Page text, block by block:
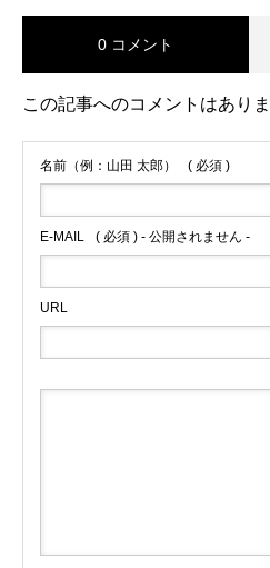
0 コメント
この記事へのコメントはありま
名前（例：山田 太郎） ( 必須 )
E-MAIL ( 必須 ) - 公開されません -
URL